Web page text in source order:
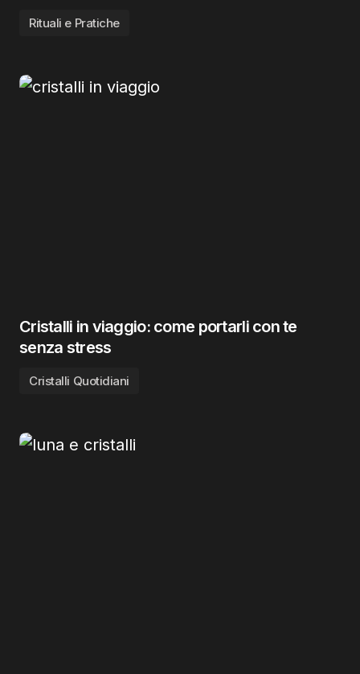
Rituali e Pratiche
Cristalli in viaggio: come portarli con te
senza stress
Cristalli Quotidiani